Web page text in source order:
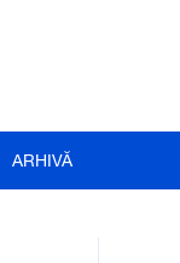
ARHIVĂ